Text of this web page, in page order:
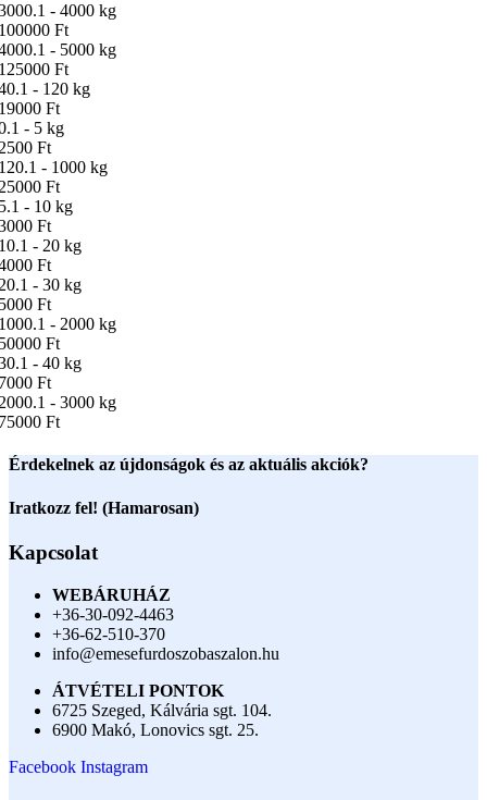
- 4000 kg
Ft
- 5000 kg
Ft
- 120 kg
Ft
- 5 kg
Ft
- 1000 kg
Ft
- 10 kg
Ft
- 20 kg
Ft
- 30 kg
Ft
- 2000 kg
Ft
- 40 kg
Ft
- 3000 kg
Ft
Érdekelnek az újdonságok és az aktuális akciók?
Iratkozz fel! (Hamarosan)
Kapcsolat
WEBÁRUHÁZ
+36-30-092-4463
+36-62-510-370
info@emesefurdoszobaszalon.hu
ÁTVÉTELI PONTOK
6725 Szeged, Kálvária sgt. 104.​
6900 Makó, Lonovics sgt. 25.
Facebook Instagram